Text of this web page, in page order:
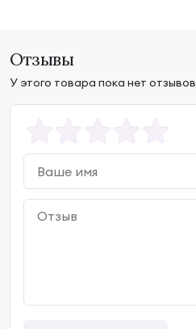
Отзывы
У этого товара пока нет отзывов